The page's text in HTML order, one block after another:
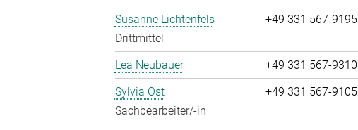
Susanne Lichtenfels
Drittmittel
+49 331 567-9195
Lea Neubauer
+49 331 567-9310
Sylvia Ost
Sachbearbeiter/-in
+49 331 567-9105